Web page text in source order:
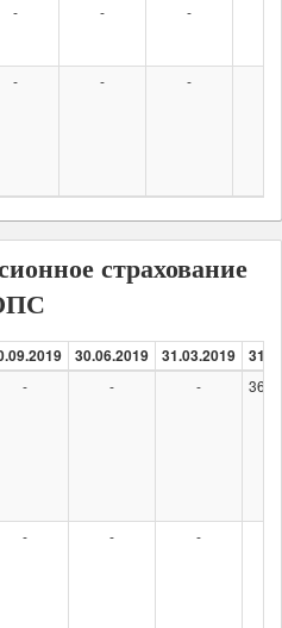
- - -
- - -
страхование
30.06.2019 31.03.2019
- - - 36
- - -